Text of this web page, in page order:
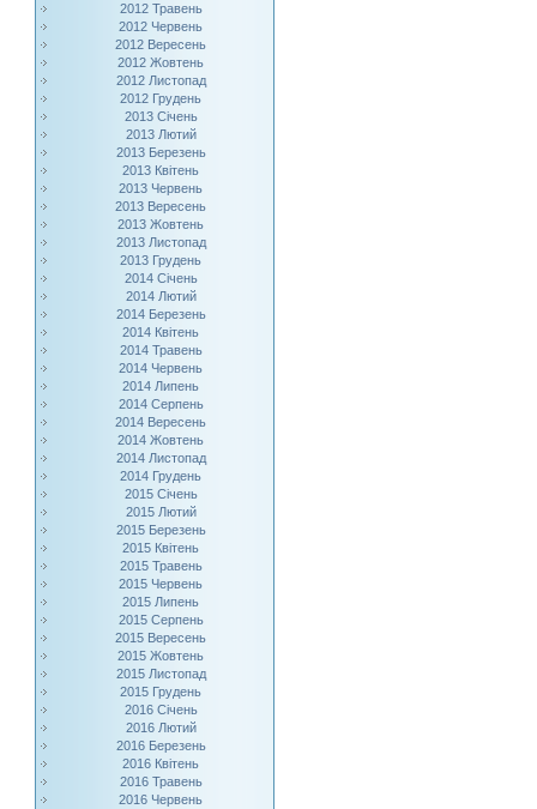
2012 Травень
2012 Червень
2012 Вересень
2012 Жовтень
2012 Листопад
2012 Грудень
2013 Січень
2013 Лютий
2013 Березень
2013 Квітень
2013 Червень
2013 Вересень
2013 Жовтень
2013 Листопад
2013 Грудень
2014 Січень
2014 Лютий
2014 Березень
2014 Квітень
2014 Травень
2014 Червень
2014 Липень
2014 Серпень
2014 Вересень
2014 Жовтень
2014 Листопад
2014 Грудень
2015 Січень
2015 Лютий
2015 Березень
2015 Квітень
2015 Травень
2015 Червень
2015 Липень
2015 Серпень
2015 Вересень
2015 Жовтень
2015 Листопад
2015 Грудень
2016 Січень
2016 Лютий
2016 Березень
2016 Квітень
2016 Травень
2016 Червень